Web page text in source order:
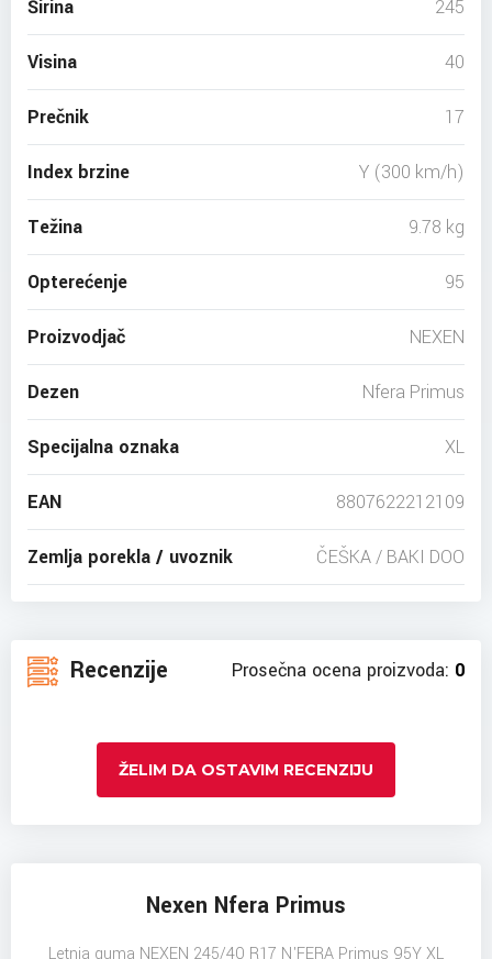
Širina 245
Visina 40
Prečnik 17
Index brzine Y (300 km/h)
Težina 9.78 kg
Opterećenje 95
Proizvodjač NEXEN
Dezen Nfera Primus
Specijalna oznaka XL
EAN 8807622212109
Zemlja porekla / uvoznik ČEŠKA / BAKI DOO
Recenzije Prosečna ocena proizvoda: 0
ŽELIM DA OSTAVIM RECENZIJU
Nexen Nfera Primus
Letnja guma NEXEN 245/40 R17 N'FERA Primus 95Y XL